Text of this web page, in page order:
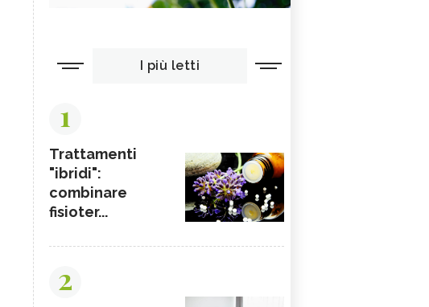
I più letti
1
Trattamenti
"ibridi":
combinare
fisioter...
2